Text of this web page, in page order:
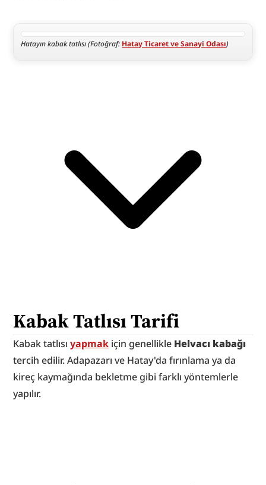
Hatayın kabak tatlısı (Fotoğraf: Hatay Ticaret ve Sanayi Odası)
Kabak Tatlısı Tarifi
Kabak tatlısı yapmak için genellikle
tercih edilir. Adapazarı ve Hatay'da fırınlama ya da
kireç kaymağında bekletme gibi farklı yöntemlerle
yapılır.